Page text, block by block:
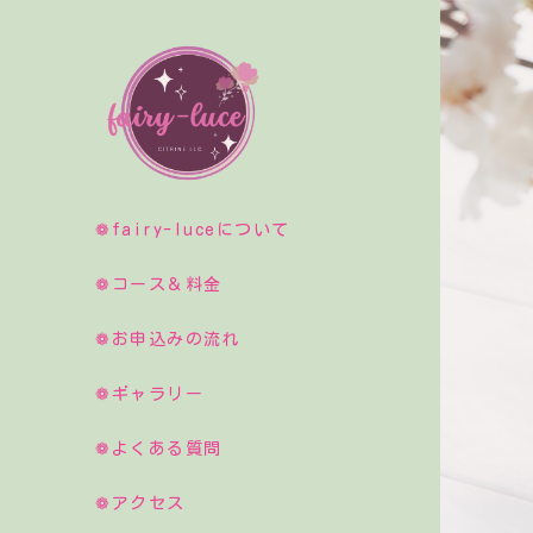
❁fairy-luceについて
❁コース＆料金
❁お申込みの流れ
❁ギャラリー
❁よくある質問
❁アクセス